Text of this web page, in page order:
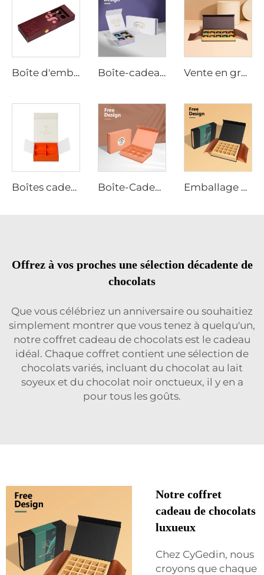
Boîte d'emballage de chocolat personnalisée avec fentes, papier enduit, partitions ajustables, conception amortissante, commande en vrac Boîte-cadeau de chocolat de luxe personnalisée pour célébration et Saint-Valentin avec séparateurs et papier cadeau Vente en gros de boîtes d'emballage de chocolat avec fermeture magnétique et logo personnalisé avec gaine
Boîtes cadeaux premium en gros pour emballage de chocolat et de thé avec séparateurs personnalisés Boîte-Cadeau Vide en Papier Luxe pour Fraise, Bonbon Sucré, Chocolat Noël, Papier pour Chocolat, Calendrier de l'Avent Sur Mesure Emballage de Chocolat sur Mesure pour Fêtes avec Boîte-Cadeau en Papier et Manches Imprimées
Offrez à vos proches une sélection décadente de
chocolats
Que vous célébriez un anniversaire ou souhaitiez
simplement montrer que vous tenez à quelqu'un,
notre coffret cadeau de chocolats est le cadeau
idéal. Chaque coffret contient une sélection de
chocolats variés, incluant du chocolat au lait
soyeux et du chocolat noir onctueux, il y en a
pour tous les goûts.
Notre coffret
cadeau de chocolats
luxueux
Chez CyGedin, nous
croyons que chaque